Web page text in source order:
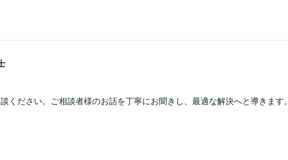
ください。ご相談者様のお話を丁寧にお聞きし、最適な解決へと導きます。